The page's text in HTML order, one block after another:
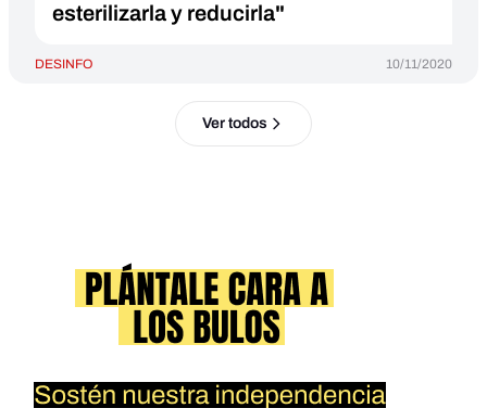
esterilizarla y reducirla"
DESINFO 10/11/2020
Ver todos